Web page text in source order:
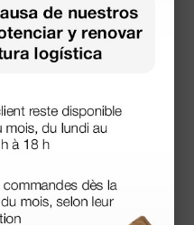
Flexi con 2 hojas